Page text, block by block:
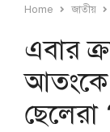
Home জাতীয়
এবার
আতংকে